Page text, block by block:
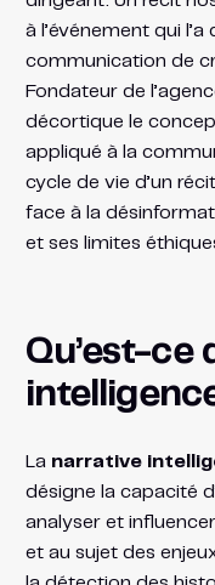
à l’événement qui
communication de
Fondateur de
décortique le
appliqué à la
cycle de vie d’un
face à la
et ses limites
Qu’est-ce
La narrative
désigne la capacité
analyser et
et au sujet des